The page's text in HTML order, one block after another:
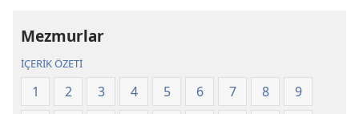
Baskı
(2025)
Baskı
(2025)
Mezmurlar
İÇERİK ÖZETİ
1 2 3 4 5 6 7 8
9